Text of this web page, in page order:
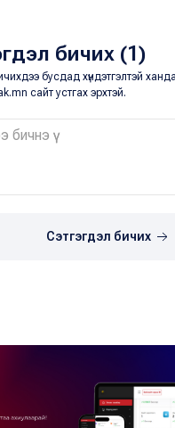
бичих (1)
бусдад хүндэтгэлтэй
сайт устгах эрхтэй.
Сэтгэгдэл бичих